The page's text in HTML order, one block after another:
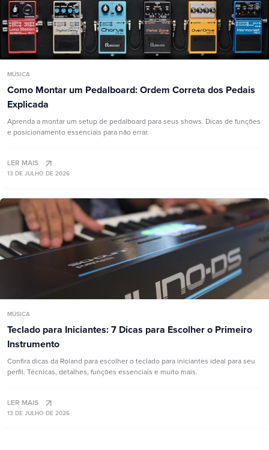
MÚSICA
Como Montar um Pedalboard: Ordem Correta dos Pedais
Explicada
Aprenda a montar um setup de pedalboard para seus shows. Dicas de funções
e posicionamento essenciais para não errar.
13 DE JULHO DE 2026
LER MAIS
MÚSICA
Teclado para Iniciantes: 7 Dicas para Escolher o Primeiro
Instrumento
Confira dicas da Roland para escolher o teclado para iniciantes ideal para seu
perfil. Técnicas, detalhes, funções essenciais e muito mais.
13 DE JULHO DE 2026
LER MAIS